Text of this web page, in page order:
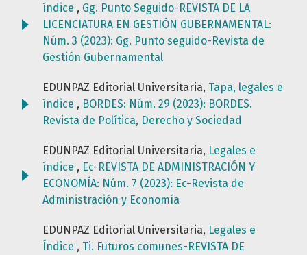
índice , Gg. Punto Seguido-REVISTA DE LA
LICENCIATURA EN GESTIÓN GUBERNAMENTAL:
Núm. 3 (2023): Gg. Punto seguido-Revista de
Gestión Gubernamental
EDUNPAZ Editorial Universitaria, Tapa, legales e
índice , BORDES: Núm. 29 (2023): BORDES.
Revista de Política, Derecho y Sociedad
EDUNPAZ Editorial Universitaria, Legales e
índice , Ec-REVISTA DE ADMINISTRACIÓN Y
ECONOMÍA: Núm. 7 (2023): Ec-Revista de
Administración y Economía
EDUNPAZ Editorial Universitaria, Legales e
Índice , Ti. Futuros comunes-REVISTA DE